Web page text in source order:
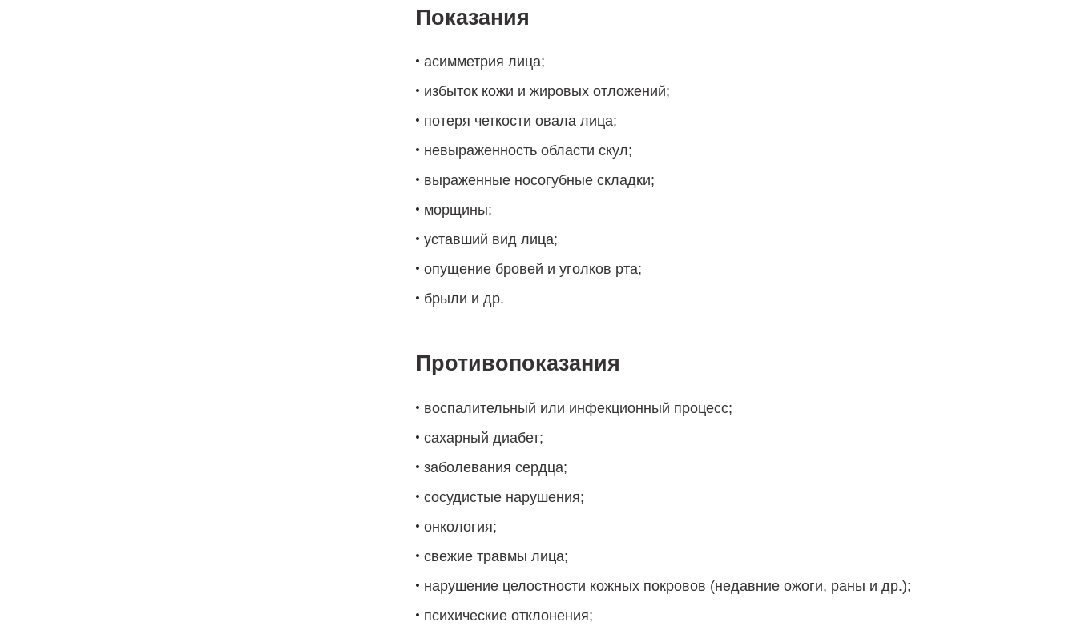
Показания
асимметрия лица;
избыток кожи и жировых отложений;
потеря четкости овала лица;
невыраженность области скул;
выраженные носогубные складки;
морщины;
уставший вид лица;
опущение бровей и уголков рта;
брыли и др.
Противопоказания
воспалительный или инфекционный процесс;
сахарный диабет;
заболевания сердца;
сосудистые нарушения;
онкология;
свежие травмы лица;
нарушение целостности кожных покровов (недавние ожоги, раны и др.);
психические отклонения;